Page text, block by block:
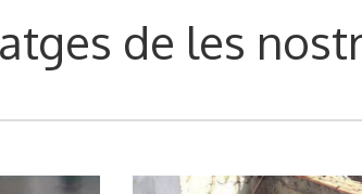
de les